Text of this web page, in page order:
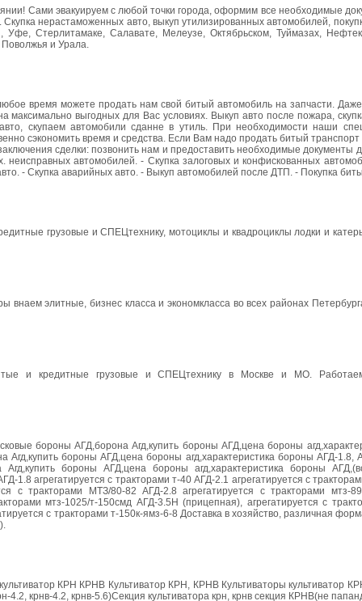
Сами эвакуируем с любой точки города, оформим все необходимые
нерастаможенных авто, выкуп утилизированных автомобилей,
Стерлитамаке, Салавате, Мелеузе, Октябрьском, Туймазах,
Поволжья и Урала.
время можете продать нам свой битый автомобиль на запчасти.
выгодных для Вас условиях. Выкуп авто после пожара,
скупаем автомобили сданне в утиль. При необходимости наши
сэкономить время и средства. Если Вам надо продать битый
сделки: позвонить нам и предоставить необходимые документы
автомобилей. - Скупка залоговых и конфискованных
- Скупка аварийных авто. - Выкуп автомобилей после ДТП. - Покупка
грузовые и СПЕЦтехнику, мотоциклы и квадроциклы лодки и
элитные, бизнес класса и экономкласса во всех районах
и кредитные грузовые и СПЕЦтехнику в Москве и МО.
бороны АГД,борона Агд,купить бороны АГД,цена бороны
бороны АГД,цена бороны агд,характеристика бороны АГД-1.8,
бороны АГД,цена бороны агд,характеристика бороны
агрегатируется с тракторами т-40 АГД-2.1 агрегатируется с
с тракторами МТЗ/80-82 АГД-2.8 агрегатируется с тракторами мтз-
мтз-1025/т-150смд АГД-3.5Н (прицепная), агрегатируется с
с тракторами т-150к-ямз-6-8 Доставка в хозяйство, различная
КРН КРНВ Культиватор КРН, КРНВ Культиваторы культиватор
крнв-4.2, крнв-5.6)Секция культиватора крн, крнв секция КРНВ(не